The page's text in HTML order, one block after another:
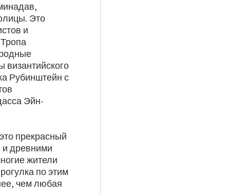
Это
и
византийского
Рубинштейн с
Эйн-
прекрасный
и древними
жители
по этим
чем любая